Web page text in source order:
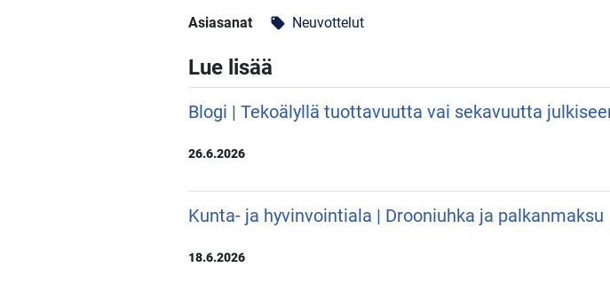
Asiasanat local_offer Neuvottelut
Lue lisää
Blogi | Tekoälyllä tuottavuutta vai sekavuutta
26.6.2026
Kunta- ja hyvinvointiala | Drooniuhka ja palkanmaksu
18.6.2026